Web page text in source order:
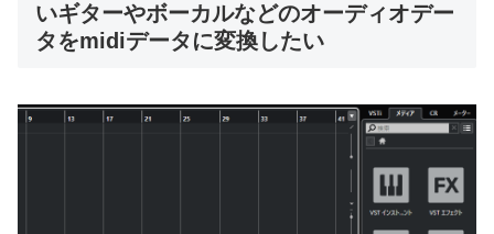
いギターやボーカルなどのオーディオデー
タをmidiデータに変換したい